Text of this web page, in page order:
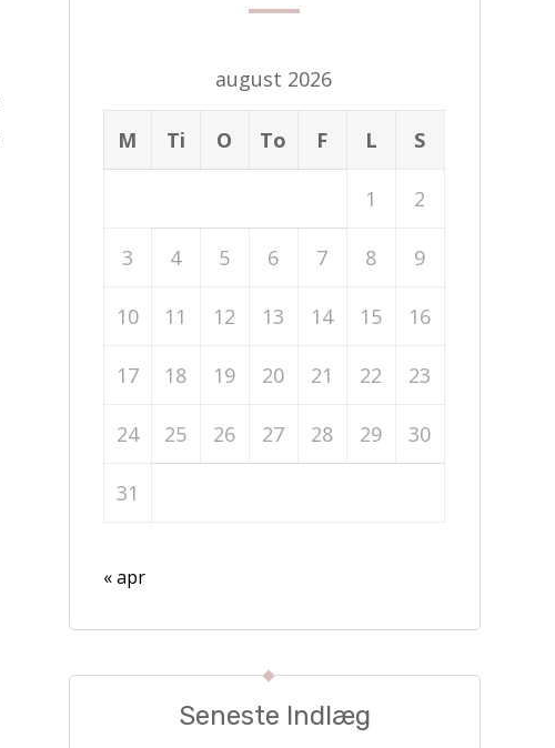
august 2026
M Ti O To F L S
1 2
3 4 5 6 7 8 9
10 11 12 13 14 15 16
17 18 19 20 21 22 23
24 25 26 27 28 29 30
31
« apr
Seneste Indlæg